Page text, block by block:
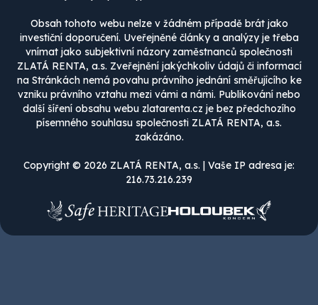
Obsah tohoto webu nelze v žádném případě brát jako
investiční doporučení. Uveřejněné články a analýzy je třeba
vnímat jako subjektivní názory zaměstnanců společnosti
ZLATÁ RENTA, a.s. Zveřejnění jakýchkoliv údajů či informací
na Stránkách nemá povahu právního jednání směřujícího ke
vzniku právního vztahu mezi vámi a námi. Publikování nebo
další šíření obsahu webu zlatarenta.cz je bez předchozího
písemného souhlasu společnosti ZLATÁ RENTA, a.s.
zakázáno.
Copyright © 2026 ZLATÁ RENTA, a.s. | Vaše IP adresa je:
216.73.216.239